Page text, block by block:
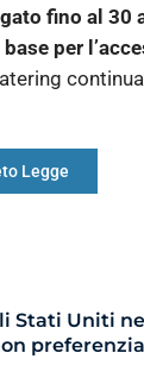
fino al 30
per
Legge
Stati Uniti